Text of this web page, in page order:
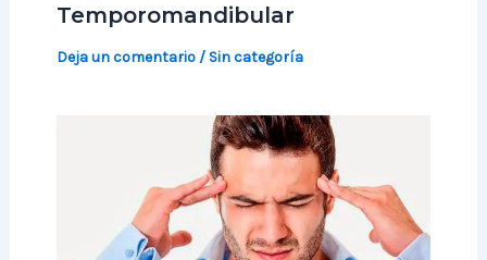
Temporomandibular
Deja un comentario/ Sin categoría